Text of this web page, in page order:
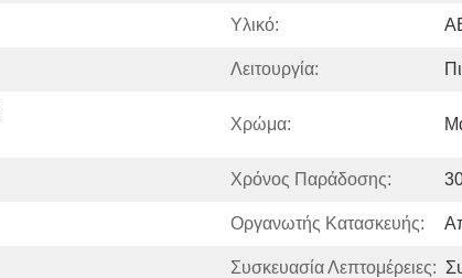
Υλικό:
Λειτουργία:
Χρώμα:
Χρόνος Παράδοσης:
Οργανωτής Κατασκευής:
Συσκευασία Λεπτομέρειες: